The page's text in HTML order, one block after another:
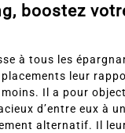
boostez
à tous les
leur
Il a pour
d’entre eux à
alternatif. Il